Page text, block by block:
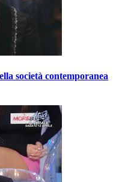
società contemporanea